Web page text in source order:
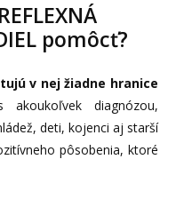
pomôcť?
v nej žiadne hranice
diagnózou,
deti, kojenci aj starší
pôsobenia, ktoré